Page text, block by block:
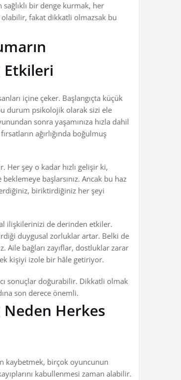
sağlıklı bir denge kurmak, her
fakat dikkatli olmazsak bu
Etkileri
içine çeker. Başlangıçta küçük
durum psikolojik olarak sizi ele
sonra yaşamınıza hızla dahil
ağırlığında boğulmuş
Her şey o kadar hızlı gelişir ki,
başlarsınız. Ancak bu haz
biriktirdiğiniz her şeyi
ilişkilerinizi de derinden etkiler.
duygusal zorluklar artar. Belki de
Aile bağları zayıflar, dostluklar zarar
kişiyi izole bir hâle getiriyor.
sonuçlar doğurabilir. Dikkatli olmak
son derece önemli.
Herkes
kaybetmek, birçok oyuncunun
kabullenmesi zaman alabilir.